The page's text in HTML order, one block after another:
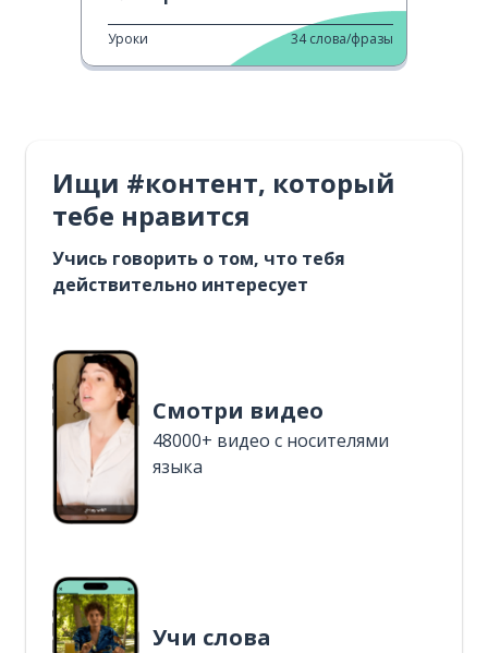
Уроки 34 слова/фразы
Ищи #контент, который
тебе нравится
Учись говорить о том, что тебя
действительно интересует
Смотри видео
48000+ видео с носителями
языка
Учи слова